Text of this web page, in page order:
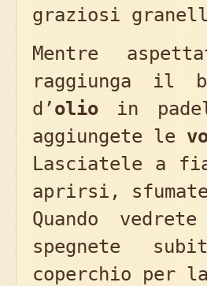
graziosi
Mentre
raggiunga il
d’olio in
aggiungete le
Lasciatele a
aprirsi,
Quando
spegnete
coperchio per